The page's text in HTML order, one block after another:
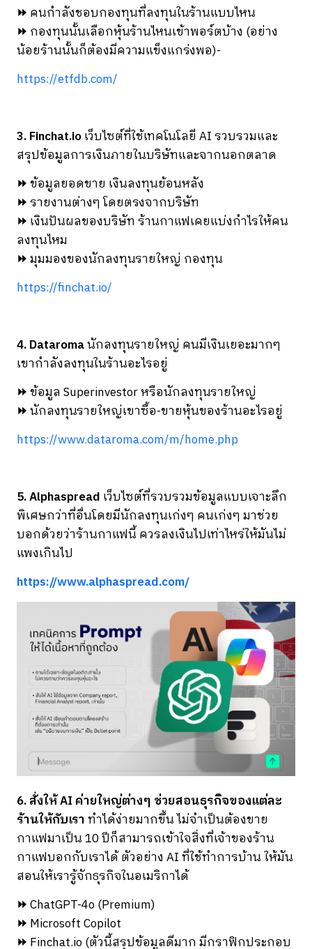
⏩ คนกำลังชอบกองทุนที่ลงทุนในร้านแบบไหน
⏩ กองทุนนั้นเลือกหุ้นร้านไหนเข้าพอร์ตบ้าง (อย่าง
น้อยร้านนั้นก็ต้องมีความแข็งแกร่งพอ)-
https://etfdb.com/
3. Finchat.ioเว็บไซต์ที่ใช้เทคโนโลยี AI รวบรวมและ
สรุปข้อมูลการเงินภายในบริษัทและจากนอกตลาด
⏩ข้อมูลยอดขาย เงินลงทุนย้อนหลัง
⏩รายงานต่างๆ โดยตรงจากบริษัท
⏩ เงินปันผลของบริษัท ร้านกาแฟเคยแบ่งกำไรให้คน
ลงทุนไหม
⏩มุมมองของนักลงทุนรายใหญ่ กองทุน
https://finchat.io/
4. Dataromaนักลงทุนรายใหญ่ คนมีเงินเยอะมากๆ
เขากำลังลงทุนในร้านอะไรอยู่
⏩ข้อมูล Superinvestor หรือนักลงทุนรายใหญ่
⏩นักลงทุนรายใหญ่เขาซื้อ-ขายหุ้นของร้านอะไรอยู่
https://www.dataroma.com/m/home.php
5. Alphaspread เว็บไซต์ที่รวบรวมข้อมูลแบบเจาะลึก
พิเศษกว่าที่อื่นโดยมีนักลงทุนเก่งๆ คนเก่งๆ มาช่วย
บอกด้วยว่าร้านกาแฟนี้ ควรลงเงินไปเท่าไหร่ให้มันไม่
แพงเกินไป
https://www.alphaspread.com/
6. สั่งให้ AI ค่ายใหญ่ต่างๆ ช่วยสอนธุรกิจของแต่ละ
ร้านให้กับเราทำได้ง่ายมากขึ้น ไม่จำเป็นต้องขาย
กาแฟมาเป็น 10 ปีก็สามารถเข้าใจสิ่งที่เจ้าของร้าน
กาแฟบอกกับเราได้ ตัวอย่าง AI ที่ใช้ทำการบ้าน ให้มัน
สอนให้เรารู้จักธุรกิจในอเมริกาได้
⏩ChatGPT-4o (Premium)
⏩ Microsoft Copilot
⏩ Finchat.io (ตัวนี้สรุปข้อมูลดีมาก มีกราฟิกประกอบ